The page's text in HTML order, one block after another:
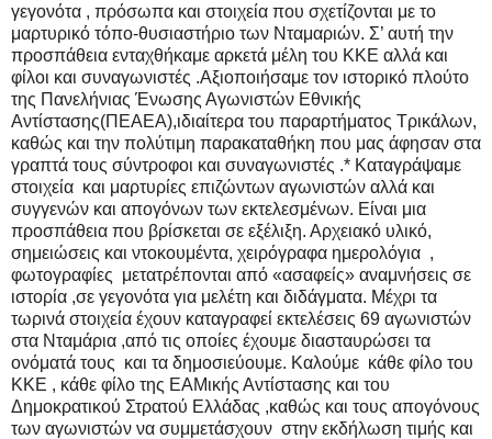
γεγονότα , πρόσωπα και στοιχεία που σχετίζονται με το
μαρτυρικό τόπο-θυσιαστήριο των Νταμαριών. Σ’ αυτή την
προσπάθεια ενταχθήκαμε αρκετά μέλη του ΚΚΕ αλλά και
φίλοι και συναγωνιστές .Αξιοποιήσαμε τον ιστορικό πλούτο
της Πανελήνιας Ένωσης Αγωνιστών Εθνικής
Αντίστασης(ΠΕΑΕΑ),ιδιαίτερα του παραρτήματος Τρικάλων,
καθώς και την πολύτιμη παρακαταθήκη που μας άφησαν στα
γραπτά τους σύντροφοι και συναγωνιστές .* Καταγράψαμε
στοιχεία και μαρτυρίες επιζώντων αγωνιστών αλλά και
συγγενών και απογόνων των εκτελεσμένων. Είναι μια
προσπάθεια που βρίσκεται σε εξέλιξη. Αρχειακό υλικό,
σημειώσεις και ντοκουμέντα, χειρόγραφα ημερολόγια ,
φωτογραφίες μετατρέπονται από «ασαφείς» αναμνήσεις σε
ιστορία ,σε γεγονότα για μελέτη και διδάγματα. Μέχρι τα
τωρινά στοιχεία έχουν καταγραφεί εκτελέσεις 69 αγωνιστών
στα Νταμάρια ,από τις οποίες έχουμε διασταυρώσει τα
ονόματά τους και τα δημοσιεύουμε. Καλούμε κάθε φίλο του
ΚΚΕ , κάθε φίλο της ΕΑΜικής Αντίστασης και του
Δημοκρατικού Στρατού Ελλάδας ,καθώς και τους απογόνους
των αγωνιστών να συμμετάσχουν στην εκδήλωση τιμής και